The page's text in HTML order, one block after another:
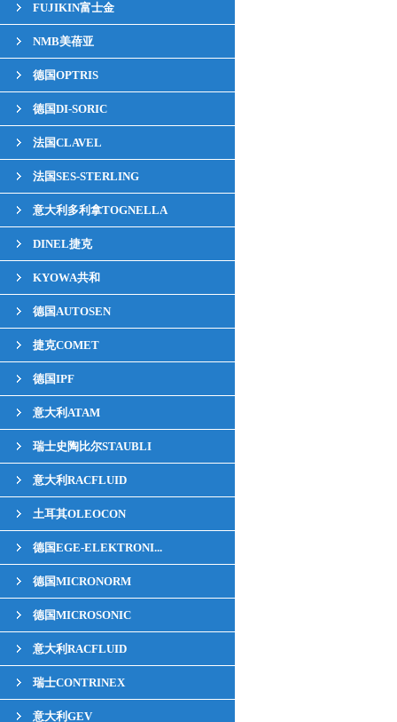
FUJIKIN富士金
NMB美蓓亚
德国OPTRIS
德国DI-SORIC
法国CLAVEL
法国SES-STERLING
意大利多利拿TOGNELLA
DINEL捷克
KYOWA共和
德国AUTOSEN
捷克COMET
德国IPF
意大利ATAM
瑞士史陶比尔STAUBLI
意大利RACFLUID
土耳其OLEOCON
德国EGE-ELEKTRONI...
德国MICRONORM
德国MICROSONIC
意大利RACFLUID
瑞士CONTRINEX
意大利GEV